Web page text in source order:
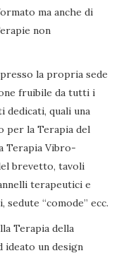
ma anche di
non
la propria sede
fruibile da tutti i
dedicati, quali una
per la Terapia del
Terapia Vibro-
brevetto, tavoli
terapeutici e
“comode” ecc.
Terapia della
ideato un design